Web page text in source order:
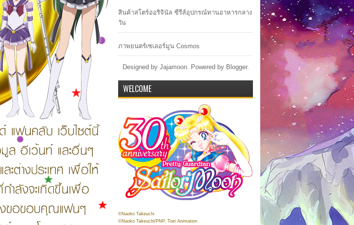
สินค้าสโตร์ออริจินัล ซีรีส์อุปกรณ์ทานอาหารกลาง
วัน
ภาพยนตร์เซเลอร์มูน Cosmos
Designed by Jajamoon. Powered by Blogger.
WELCOME
©Naoko Takeuchi
©Naoko Takeuchi/PNP, Toei Animation